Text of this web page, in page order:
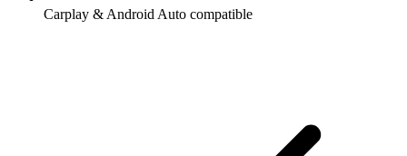
Carplay & Android Auto compatible